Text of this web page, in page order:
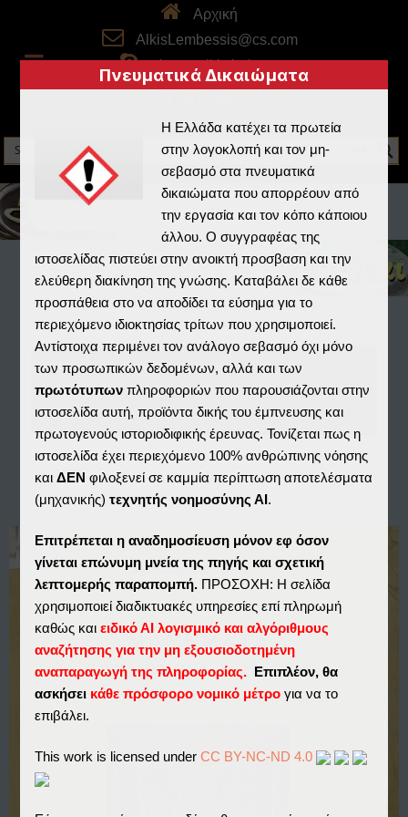
Αρχική
AlkisLembessis@cs.com
skype: alkistheboss
Home / Real3D Flipbook /
Μαθήματα Χρ/Βυζ Αρχαιολογίας και...
Μαθήματα Χρ/Βυζ Αρχαιολογίας (1975)
Πνευματικά Δικαιώματα
Η Ελλάδα κατέχει τα πρωτεία
στην λογοκλοπή και τον μη-
σεβασμό στα πνευματικά
δικαιώματα που απορρέουν από
την εργασία και τον κόπο κάποιου
άλλου. Ο συγγραφέας της
ιστοσελίδας πιστεύει στην ανοικτή προσβαση και την
ελεύθερη διακίνηση της γνώσης. Καταβάλει δε κάθε
προσπάθεια στο να αποδίδει τα εύσημα για το
περιεχόμενο ιδιοκτησίας τρίτων που χρησιμοποιεί.
Αντίστοιχα περιμένει τον ανάλογο σεβασμό όχι μόνο
των προσωπικών δεδομένων, αλλά και των
πρωτότυπων πληροφοριών που παρουσιάζονται στην
ιστοσελίδα αυτή, προϊόντα δικής του έμπνευσης και
πρωτογενούς ιστοριοδιφικής έρευνας. Τονίζεται πως η
ιστοσελίδα έχει περιεχόμενο 100% ανθρώπινης νόησης
καιΔΕΝ φιλοξενεί σε καμμία περίπτωση αποτελέσματα
(μηχανικής)τεχνητής νοημοσύνης ΑΙ .
Επιτρέπεται η αναδημοσίευση μόνον εφ όσον
γίνεται επώνυμη μνεία της πηγής και σχετική
λεπτομερής παραπομπή. ΠΡΟΣΟΧΗ: Η σελίδα
χρησιμοποιεί διαδικτυακές υπηρεσίες επί πληρωμή
καθώς καιειδικό ΑΙ λογισμικό και αλγόριθμους
αναζήτησης για την μη εξουσιοδοτημένη
αναπαραγωγή της πληροφορίας. Επιπλέον, θα
ασκήσει κάθε πρόσφορο νομικό μέτρογια να το
επιβάλει.
This work is licensed underCC BY-NC-ND 4.0